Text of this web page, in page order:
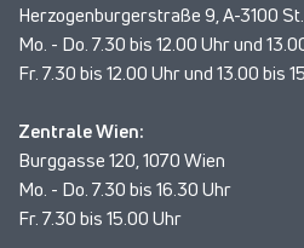
Herzogenburgerstraße 9, A-3100
Mo. - Do. 7.30 bis 12.00 Uhr und
Fr. 7.30 bis 12.00 Uhr und 13.00 bis
Zentrale Wien:
Burggasse 120, 1070 Wien
Mo. - Do. 7.30 bis 16.30 Uhr
Fr. 7.30 bis 15.00 Uhr